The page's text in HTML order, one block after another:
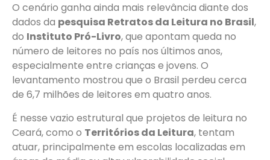
O cenário ganha ainda mais relevância diante dos
dados da pesquisa Retratos da Leitura no Brasil,
do Instituto Pró-Livro, que apontam queda no
número de leitores no país nos últimos anos,
especialmente entre crianças e jovens. O
levantamento mostrou que o Brasil perdeu cerca
de 6,7 milhões de leitores em quatro anos.
É nesse vazio estrutural que projetos de leitura no
Ceará, como o Territórios da Leitura, tentam
atuar, principalmente em escolas localizadas em